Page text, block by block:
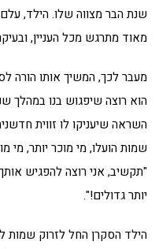
שנת הבר מצווה שלו. הילד,
מאוד מתרגש מכל העניין,
מעבר לכך, המשיך אותו הורה
הוא רוצה שיפגוש בנו במהלך
השראה שיעניקו לו זווית
שמות הועלו, מי מוכר יותר,
"תקשיב, אני רוצה להפגיש
יותר גדולים!".
הילד הסקרן החל לזרוק שמות